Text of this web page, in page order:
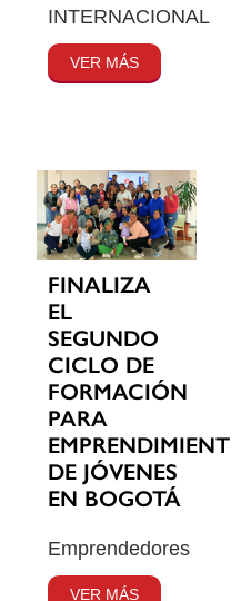
INTERNACIONAL
VER MÁS
FINALIZA
EL
SEGUNDO
CICLO DE
FORMACIÓN
PARA
DE JÓVENES
EN BOGOTÁ
Emprendedores
VER MÁS